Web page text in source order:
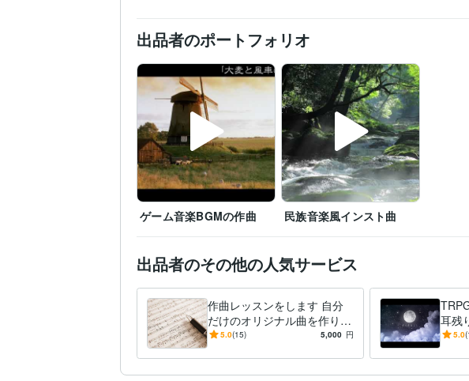
出品者のポートフォリオ
ゲーム音楽BGMの作曲 民族音楽風インスト曲
出品者のその他の人気サービス
作曲レッスンをします 自分
だけのオリジナル曲を作りま
せんか？
5.0(15) 5,000 円
耳残
ます
5.0